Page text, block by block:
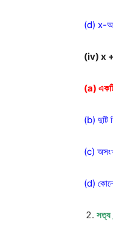
(d) x-
(iv) x
(a)
(b) দুটি
(c)
(d) কোনো
সত্য